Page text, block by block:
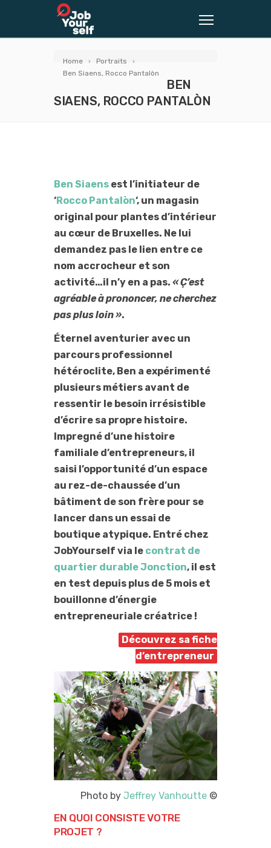
Home
Portraits
Ben Siaens, Rocco Pantalòn
BEN
SIAENS, ROCCO PANTALÒN
Ben Siaens est l’initiateur de
‘Rocco Pantalòn‘, un magasin
original pour plantes d’intérieur
au cœur de Bruxelles. Ne lui
demandez pas le lien entre ce
nom accrocheur et son
activité…il n’y en a pas. « Ç’est
agréable à prononcer, ne cherchez
pas plus loin ».
Éternel aventurier avec un
parcours professionnel
hétéroclite, Ben a expérimenté
plusieurs métiers avant de
ressentir le besoin irrésistible
d’écrire sa propre histoire.
Impregné d’une histoire
familiale d’entrepreneurs, il
saisi l’opportunité d’un espace
au rez-de-chaussée d’un
bâtiment de son frère pour se
lancer dans un essai de
boutique atypique. Entré chez
JobYourself via le contrat de
quartier durable Jonction, il est
en test depuis plus de 5 mois et
bouillonne d’énergie
entrepreneuriale créatrice !
Découvrez sa fiche
d’entrepreneur
Photo by Jeffrey Vanhoutte ©
EN QUOI CONSISTE VOTRE
PROJET ?